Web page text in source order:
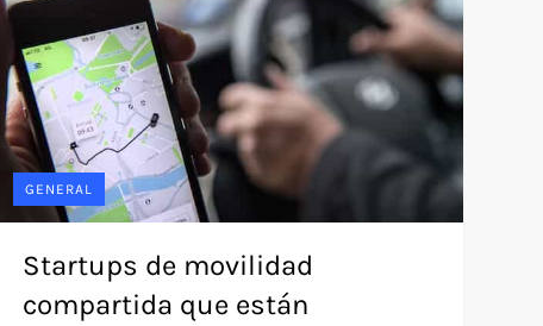
GENERAL
Startups de movilidad
compartida que están